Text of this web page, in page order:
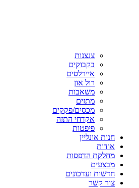
צנצנות
בקבוקים
איירלסים
רול און
משאבות
מתזים
מכסים/פקקים
אקדחי התזה
פיפטות
חנות אונליין
אודות
מחלקת הדפסות
מבצעים
חדשות ועדכונים
צור קשר